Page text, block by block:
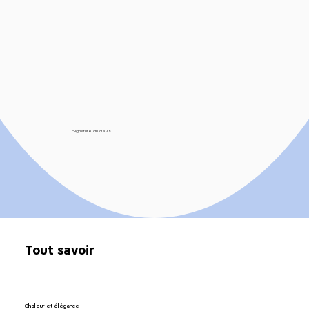
Tout savoir
Chaleur et élégance
Signature du devis